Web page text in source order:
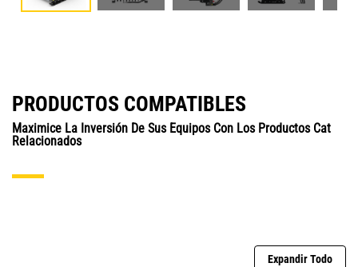
PRODUCTOS COMPATIBLES
Maximice La Inversión De Sus Equipos Con Los Productos Cat
Relacionados
Expandir Todo